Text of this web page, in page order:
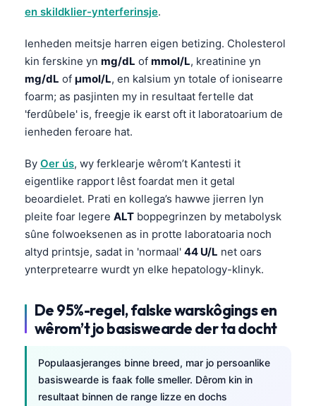
en skildklier-ynterferinsje.
Ienheden meitsje harren eigen betizing. Cholesterol
kin ferskine yn mg/dL of mmol/L, kreatinine yn
mg/dL of µmol/L, en kalsium yn totale of ionisearre
foarm; as pasjinten my in resultaat fertelle dat
'ferdûbele' is, freegje ik earst oft it laboratoarium de
ienheden feroare hat.
By Oer ús, wy ferklearje wêrom’t Kantesti it
eigentlike rapport lêst foardat men it getal
beoardielet. Prati en kollega’s hawwe jierren lyn
pleite foar legere ALT boppegrinzen by metabolysk
sûne folwoeksenen as in protte laboratoaria noch
altyd printsje, sadat in 'normaal' 44 U/L net oars
ynterpretearre wurdt yn elke hepatology-klinyk.
De 95%-regel, falske warskôgings en
wêrom’t jo basiswearde der ta docht
Populaasjeranges binne breed, mar jo persoanlike
basiswearde is faak folle smeller. Dêrom kin in
resultaat binnen de range lizze en dochs